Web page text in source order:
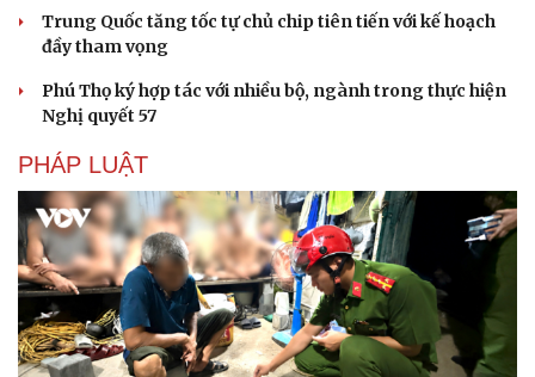
Trung Quốc tăng tốc tự chủ chip tiên tiến với kế hoạch
đầy tham vọng
Phú Thọ ký hợp tác với nhiều bộ, ngành trong thực hiện
Nghị quyết 57
PHÁP LUẬT